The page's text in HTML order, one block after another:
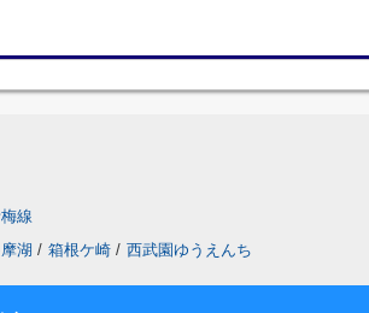
線
湖 / 箱根ケ崎 / 西武園ゆうえんち